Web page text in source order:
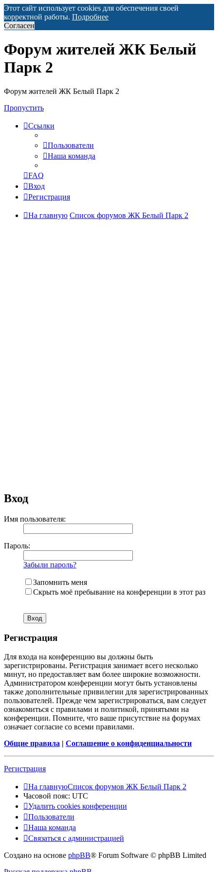
Этот сайт использует cookies для обеспечения своей
корректной работы. Подробнее
Согласен
Форум жителей ЖК Белый
Парк 2
Форум жителей ЖК Белый Парк 2
Пропустить
Ссылки
Пользователи
Наша команда
FAQ
Вход
Регистрация
На главную Список форумов ЖК Белый Парк 2
Вход
Имя пользователя:
Пароль:
Забыли пароль?
Запомнить меня
Скрыть моё пребывание на конференции в этот раз
Регистрация
Для входа на конференцию вы должны быть
зарегистрированы. Регистрация занимает всего несколько
минут, но предоставляет вам более широкие возможности.
Администратором конференции могут быть установлены
также дополнительные привилегии для зарегистрированных
пользователей. Прежде чем зарегистрироваться, вам следует
ознакомиться с правилами и политикой, принятыми на
конференции. Помните, что ваше присутствие на форумах
означает согласие со всеми правилами.
Общие правила | Соглашение о конфиденциальности
Регистрация
На главнуюСписок форумов ЖК Белый Парк 2
Часовой пояс: UTC
Удалить cookies конференции
Пользователи
Наша команда
Связаться с администрацией
Создано на основе phpBB® Forum Software © phpBB Limited